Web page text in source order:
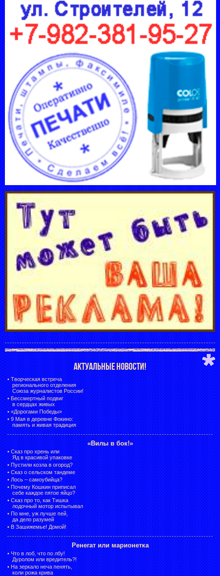
АКТУАЛЬНЫЕ НОВОСТИ!
• Творческая встреча
регионального отделения
Союза журналистов России!
• Бессмертный подвиг
в сердцах живых
• «Дорогами Победы»
• 9 Мая в деревне Фокино:
память и живая традиция
«Вилы в бок!»
• Сказ про хрень или
Яд в красивой упаковке
• Пустили козла в огород?
• Сказ о сельском тандеме
• Лось – самоубийца?
• Почему Кошкин приписал
себе каждое пятое яйцо?
• Сказ про то, как Тишка
лодочный мотор испытывал
• По мне, уж лучше пей,
да дело разумей
• В Зашижемье! Домой!
Ренегат или марионетка
• Что в лоб, что по лбу!
Дуролом или вредитель?!
• На зеркало неча пенять,
коли рожа крива